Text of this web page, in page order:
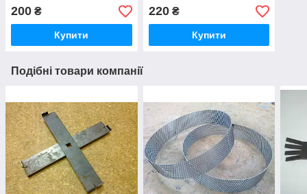
200 ₴
Купити
220₴
Купити
Подібні товари компанії